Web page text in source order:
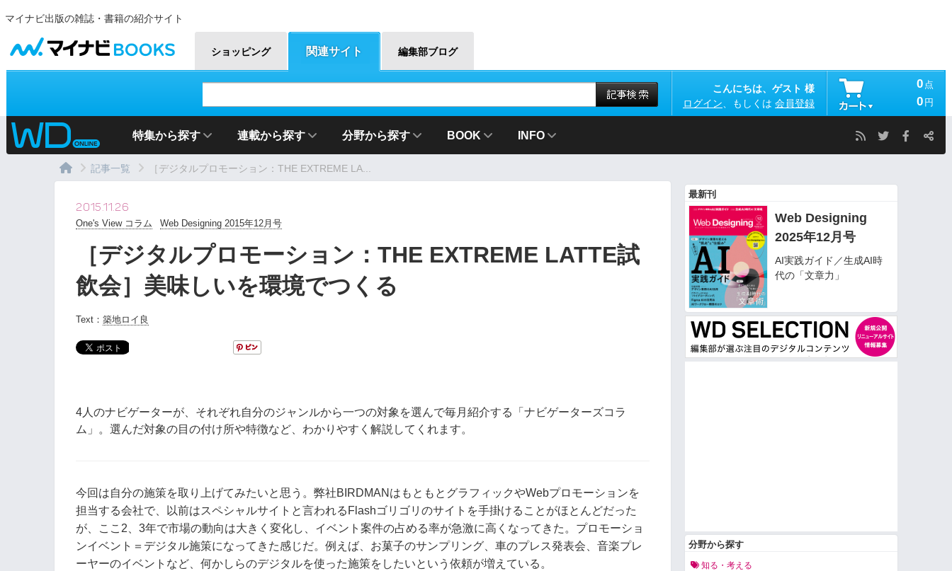
マイナビ出版の雑誌・書籍の紹介サイト
マイナビBOOKS
ショッピング 関連サイト 編集部ブログ
こんにちは、ゲスト 様
ログイン 、もしくは 会員登録
0 点
0 円
特集から探す 連載から探す 分野から探す BOOK INFO
記事一覧 ［デジタルプロモーション：THE EXTREME LA...
2015.11.26
One's View コラム Web Designing 2015年12月号
［デジタルプロモーション：THE EXTREME LATTE試
飲会］美味しいを環境でつくる
Text： 築地ロイ良
4人のナビゲーターが、それぞれ自分のジャンルから一つの対象を選んで毎月紹介する「ナビゲーターズコラ
ム」。選んだ対象の目の付け所や特徴など、わかりやすく解説してくれます。
今回は自分の施策を取り上げてみたいと思う。弊社BIRDMANはもともとグラフィックやWebプロモーションを
担当する会社で、以前はスペシャルサイトと言われるFlashゴリゴリのサイトを手掛けることがほとんどだった
が、ここ2、3年で市場の動向は大きく変化し、イベント案件の占める率が急激に高くなってきた。プロモーショ
ンイベント＝デジタル施策になってきた感じだ。例えば、お菓子のサンプリング、車のプレス発表会、音楽プレ
ーヤーのイベントなど、何かしらのデジタルを使った施策をしたいという依頼が増えている。
最新刊
Web Designing
2025年12月号
AI実践ガイド／生成AI時
代の「文章力」
分野から探す
知る・考える